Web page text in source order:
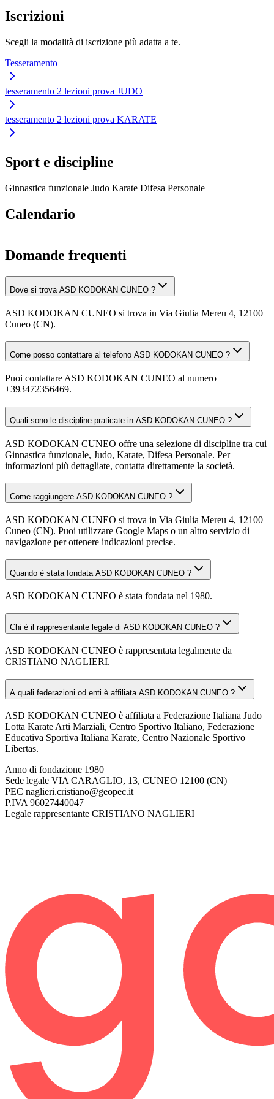
Iscrizioni
Scegli la modalità di iscrizione più adatta a te.
Tesseramento
tesseramento 2 lezioni prova JUDO
tesseramento 2 lezioni prova KARATE
Sport e discipline
Ginnastica funzionale Judo Karate Difesa Personale
Calendario
Domande frequenti
Dove si trova ASD KODOKAN CUNEO ?
ASD KODOKAN CUNEO si trova in Via Giulia Mereu 4, 12100
Cuneo (CN).
Come posso contattare al telefono ASD KODOKAN CUNEO ?
Puoi contattare ASD KODOKAN CUNEO al numero
+393472356469.
Quali sono le discipline praticate in ASD KODOKAN CUNEO ?
ASD KODOKAN CUNEO offre una selezione di discipline tra cui
Ginnastica funzionale, Judo, Karate, Difesa Personale. Per
informazioni più dettagliate, contatta direttamente la società.
Come raggiungere ASD KODOKAN CUNEO ?
ASD KODOKAN CUNEO si trova in Via Giulia Mereu 4, 12100
Cuneo (CN). Puoi utilizzare Google Maps o un altro servizio di
navigazione per ottenere indicazioni precise.
Quando è stata fondata ASD KODOKAN CUNEO ?
ASD KODOKAN CUNEO è stata fondata nel 1980.
Chi è il rappresentante legale di ASD KODOKAN CUNEO ?
ASD KODOKAN CUNEO è rappresentata legalmente da
CRISTIANO NAGLIERI.
A quali federazioni od enti è affiliata ASD KODOKAN CUNEO ?
ASD KODOKAN CUNEO è affiliata a Federazione Italiana Judo
Lotta Karate Arti Marziali, Centro Sportivo Italiano, Federazione
Educativa Sportiva Italiana Karate, Centro Nazionale Sportivo
Libertas.
Anno di fondazione 1980
Sede legale VIA CARAGLIO, 13, CUNEO 12100 (CN)
PEC naglieri.cristiano@geopec.it
P.IVA 96027440047
Legale rappresentante CRISTIANO NAGLIERI